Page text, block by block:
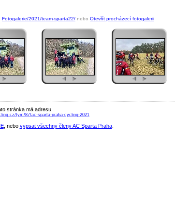
Fotogalerie/2021/team-sparta22/ nebo Otevřít procházecí fotogalerii
stránka má adresu
tym/87/ac-sparta-praha-cycling-2021
, nebo vypsat všechny členy AC Sparta Praha.